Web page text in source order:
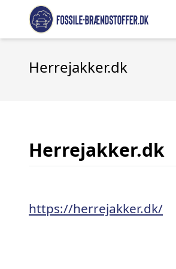
Herrejakker.dk
Herrejakker.dk
https://herrejakker.dk/